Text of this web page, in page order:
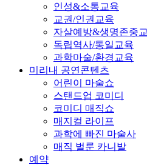
인성&소통교육
교권/인권교육
자살예방&생명존중
독립역사/통일교육
과학마술/환경교육
미리내 공연콘텐츠
어린이 마술쇼
스탠드업 코미디
코미디 매직쇼
매지컬 라이프
과학에 빠진 마술사
매직 벌룬 카니발
예약